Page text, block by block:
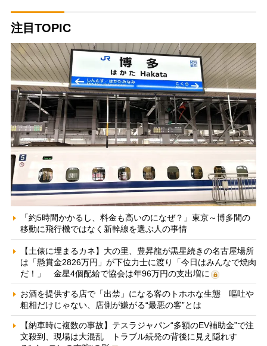
注目TOPIC
「約5時間かかるし、料金も高いのになぜ？」東京～博多間の
移動に飛行機ではなく新幹線を選ぶ人の事情
【土俵に埋まるカネ】大の里、豊昇龍が黒星続きの名古屋場所
は「懸賞金2826万円」が下位力士に渡り「今日はみんなで焼肉
だ！」 金星4個配給で協会は年96万円の支出増に
お酒を提供する店で「出禁」になる客のトホホな生態 嘔吐や
粗相だけじゃない、店側が嫌がる“最悪の客”とは
【納車時に複数の事故】テスラジャパン“多額のEV補助金”で注
文殺到、現場は大混乱 トラブル続発の背後に見え隠れす